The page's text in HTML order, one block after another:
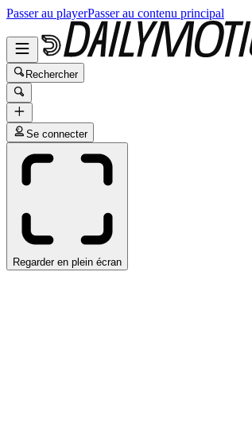
Passer au playerPasser au contenu principal
Rechercher
Se connecter
Regarder en plein écran